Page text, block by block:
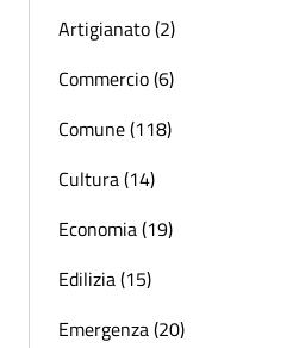
Artigianato (2)
Commercio (6)
Comune (118)
Cultura (14)
Economia (19)
Edilizia (15)
Emergenza (20)